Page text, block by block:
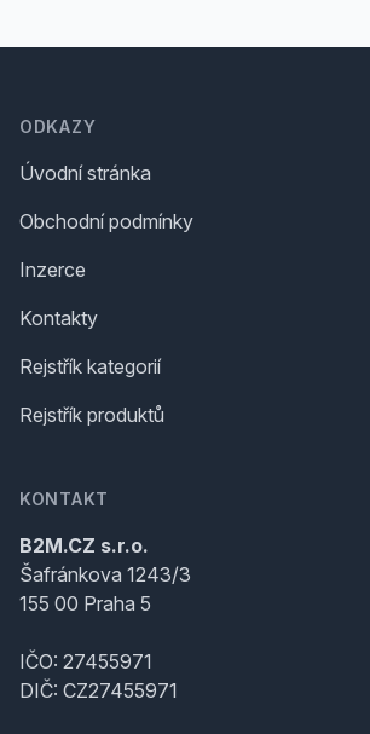
ODKAZY
Úvodní stránka
Obchodní podmínky
Inzerce
Kontakty
Rejstřík kategorií
Rejstřík produktů
KONTAKT
B2M.CZ s.r.o.
Šafránkova 1243/3
155 00 Praha 5
IČO: 27455971
DIČ: CZ27455971